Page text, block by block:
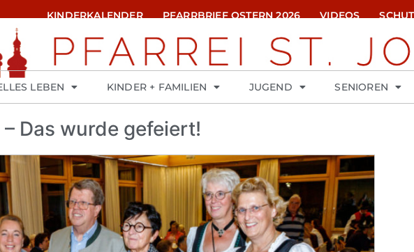
KINDERKALENDER PFARRBRIEF OSTERN 2026 VIDEOS
LEBEN KINDER + FAMILIEN JUGEND SENIOREN
Das wurde gefeiert!